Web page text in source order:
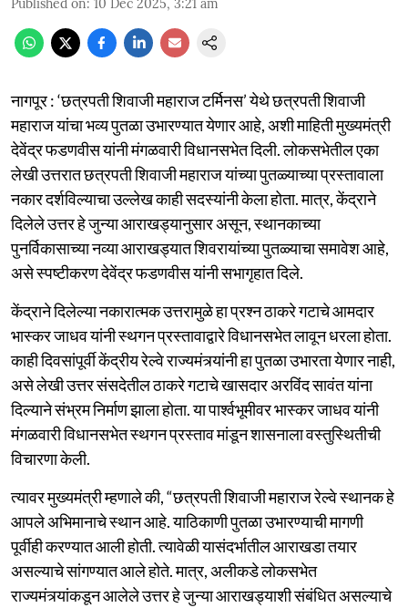
नागपूर : ‘छत्रपती शिवाजी महाराज टर्मिनस’ येथे छत्रपती शिवाजी
महाराज यांचा भव्य पुतळा उभारण्यात येणार आहे, अशी माहिती मुख्यमंत्री
देवेंद्र फडणवीस यांनी मंगळवारी विधानसभेत दिली. लोकसभेतील एका
लेखी उत्तरात छत्रपती शिवाजी महाराज यांच्या पुतळ्याच्या प्रस्तावाला
नकार दर्शविल्याचा उल्लेख काही सदस्यांनी केला होता. मात्र, केंद्राने
दिलेले उत्तर हे जुन्या आराखड्यानुसार असून, स्थानकाच्या
पुनर्विकासाच्या नव्या आराखड्यात शिवरायांच्या पुतळ्याचा समावेश आहे,
असे स्पष्टीकरण देवेंद्र फडणवीस यांनी सभागृहात दिले.
केंद्राने दिलेल्या नकारात्मक उत्तरामुळे हा प्रश्न ठाकरे गटाचे आमदार
भास्कर जाधव यांनी स्थगन प्रस्तावाद्वारे विधानसभेत लावून धरला होता.
काही दिवसांपूर्वी केंद्रीय रेल्वे राज्यमंत्र्यांनी हा पुतळा उभारता येणार नाही,
असे लेखी उत्तर संसदेतील ठाकरे गटाचे खासदार अरविंद सावंत यांना
दिल्याने संभ्रम निर्माण झाला होता. या पार्श्वभूमीवर भास्कर जाधव यांनी
मंगळवारी विधानसभेत स्थगन प्रस्ताव मांडून शासनाला वस्तुस्थितीची
विचारणा केली.
त्यावर मुख्यमंत्री म्हणाले की, “छत्रपती शिवाजी महाराज रेल्वे स्थानक हे
आपले अभिमानाचे स्थान आहे. याठिकाणी पुतळा उभारण्याची मागणी
पूर्वीही करण्यात आली होती. त्यावेळी यासंदर्भातील आराखडा तयार
असल्याचे सांगण्यात आले होते. मात्र, अलीकडे लोकसभेत
राज्यमंत्र्यांकडून आलेले उत्तर हे जुन्या आराखड्याशी संबंधित असल्याचे